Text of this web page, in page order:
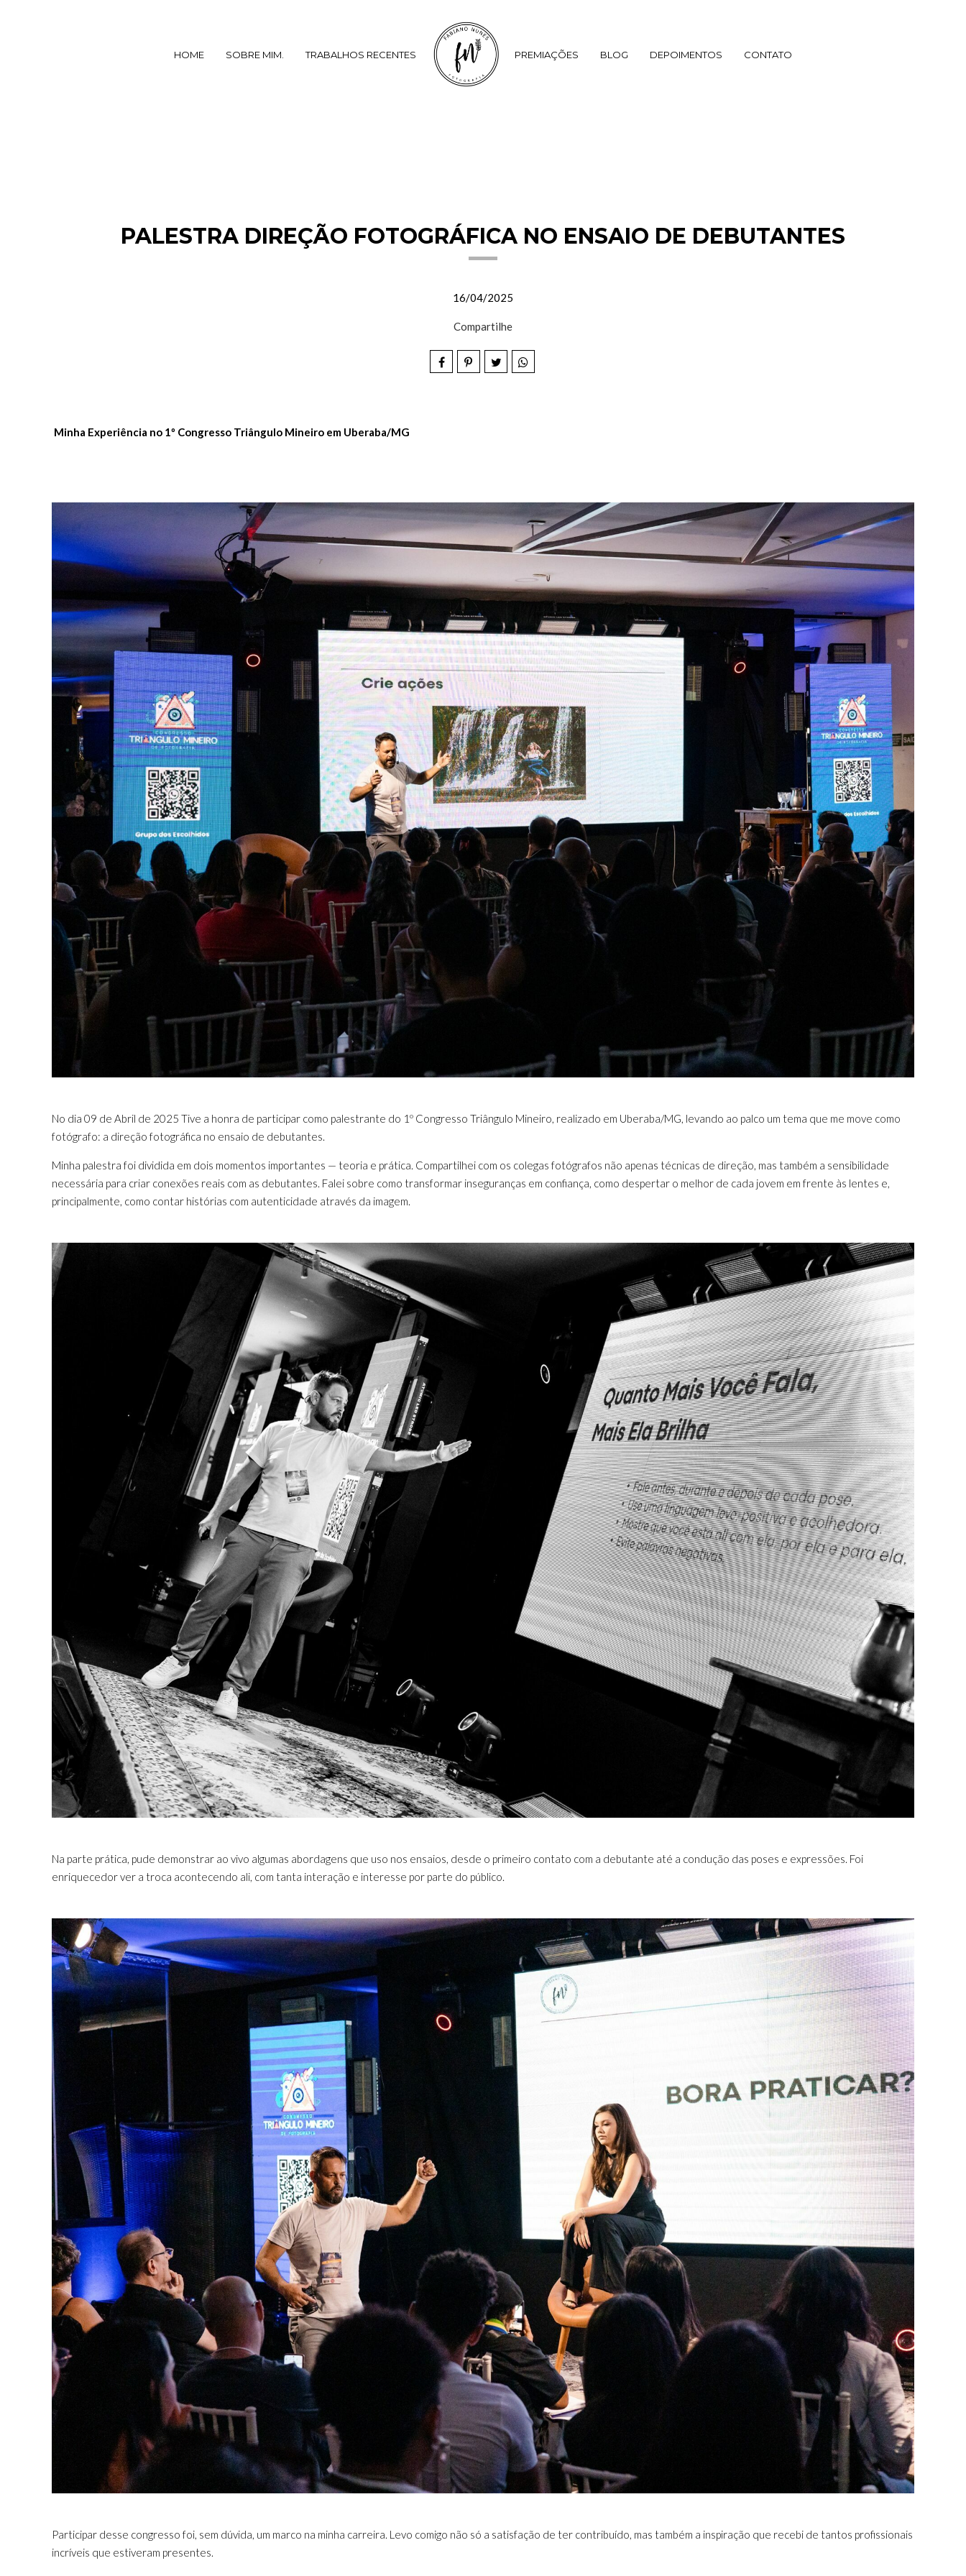
HOME SOBRE MIM. TRABALHOS RECENTES PREMIAÇÕES BLOG DEPOIMENTOS CONTATO
PALESTRA DIREÇÃO FOTOGRÁFICA NO ENSAIO DE DEBUTANTES
16/04/2025
Compartilhe
Minha Experiência no 1º Congresso Triângulo Mineiro em Uberaba/MG
No dia 09 de Abril de 2025 Tive a honra de participar como palestrante do 1º Congresso Triângulo Mineiro, realizado em Uberaba/MG, levando ao palco um tema que me move como
fotógrafo: a direção fotográfica no ensaio de debutantes.
Minha palestra foi dividida em dois momentos importantes — teoria e prática. Compartilhei com os colegas fotógrafos não apenas técnicas de direção, mas também a sensibilidade
necessária para criar conexões reais com as debutantes. Falei sobre como transformar inseguranças em confiança, como despertar o melhor de cada jovem em frente às lentes e,
principalmente, como contar histórias com autenticidade através da imagem.
Na parte prática, pude demonstrar ao vivo algumas abordagens que uso nos ensaios, desde o primeiro contato com a debutante até a condução das poses e expressões. Foi
enriquecedor ver a troca acontecendo ali, com tanta interação e interesse por parte do público.
Participar desse congresso foi, sem dúvida, um marco na minha carreira. Levo comigo não só a satisfação de ter contribuído, mas também a inspiração que recebi de tantos profissionais
incríveis que estiveram presentes.